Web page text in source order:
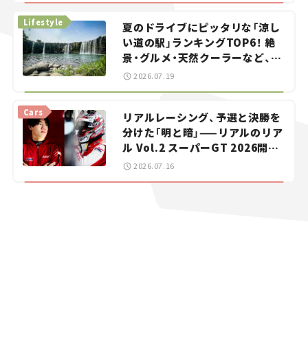
夏のドライブにピッタリな「涼し
い道の駅」ランキングTOP6！ 絶
景・グルメ・天然クーラーなど、避
暑におすすめのスポットを紹介
Lifestyle
2026.07.19
リアルレーシング、予選と決勝を
分けた「明と暗」——リアルのリア
ル Vol.2 スーパーGT 2026開幕
戦 岡山国際サーキット
Cars
2026.07.16